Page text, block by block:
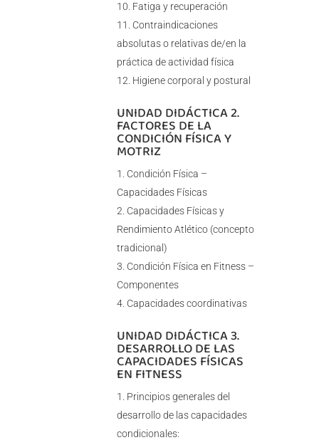
Fatiga y recuperación
Contraindicaciones
absolutas o relativas de/en la
práctica de actividad física
Higiene corporal y postural
UNIDAD DIDÁCTICA 2.
FACTORES DE LA
CONDICIÓN FÍSICA Y
MOTRIZ
Condición Física –
Capacidades Físicas
Capacidades Físicas y
Rendimiento Atlético (concepto
tradicional)
Condición Física en Fitness –
Componentes
Capacidades coordinativas
UNIDAD DIDÁCTICA 3.
DESARROLLO DE LAS
CAPACIDADES FÍSICAS
EN FITNESS
Principios generales del
desarrollo de las capacidades
condicionales: